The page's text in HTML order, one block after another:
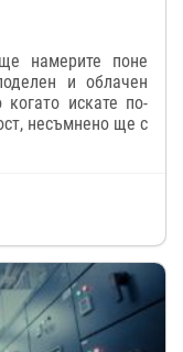
намерите поне
и облачен
искате по-
несъмнено ще с